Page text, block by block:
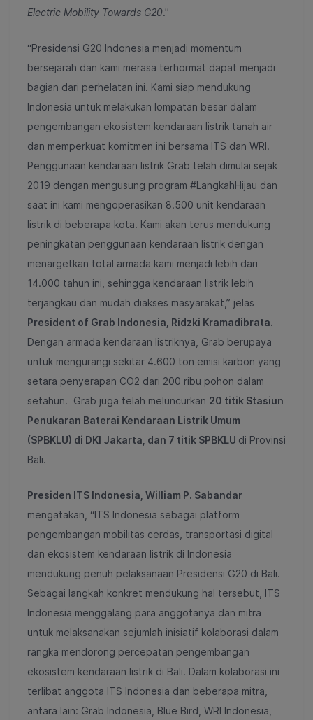
Electric Mobility Towards G20.”
“Presidensi G20 Indonesia menjadi momentum
bersejarah dan kami merasa terhormat dapat menjadi
bagian dari perhelatan ini. Kami siap mendukung
Indonesia untuk melakukan lompatan besar dalam
pengembangan ekosistem kendaraan listrik tanah air
dan memperkuat komitmen ini bersama ITS dan WRI.
Penggunaan kendaraan listrik Grab telah dimulai sejak
2019 dengan mengusung program #LangkahHijau dan
saat ini kami mengoperasikan 8.500 unit kendaraan
listrik di beberapa kota. Kami akan terus mendukung
peningkatan penggunaan kendaraan listrik dengan
menargetkan total armada kami menjadi lebih dari
14.000 tahun ini, sehingga kendaraan listrik lebih
terjangkau dan mudah diakses masyarakat,” jelas
President of Grab Indonesia, Ridzki Kramadibrata.
Dengan armada kendaraan listriknya, Grab berupaya
untuk mengurangi sekitar 4.600 ton emisi karbon yang
setara penyerapan CO2 dari 200 ribu pohon dalam
setahun. Grab juga telah meluncurkan 20 titik Stasiun
Penukaran Baterai Kendaraan Listrik Umum
(SPBKLU) di DKI Jakarta, dan 7 titik SPBKLU di Provinsi
Bali.
Presiden ITS Indonesia, William P. Sabandar
mengatakan, “ITS Indonesia sebagai platform
pengembangan mobilitas cerdas, transportasi digital
dan ekosistem kendaraan listrik di Indonesia
mendukung penuh pelaksanaan Presidensi G20 di Bali.
Sebagai langkah konkret mendukung hal tersebut, ITS
Indonesia menggalang para anggotanya dan mitra
untuk melaksanakan sejumlah inisiatif kolaborasi dalam
rangka mendorong percepatan pengembangan
ekosistem kendaraan listrik di Bali. Dalam kolaborasi ini
terlibat anggota ITS Indonesia dan beberapa mitra,
antara lain: Grab Indonesia, Blue Bird, WRI Indonesia,